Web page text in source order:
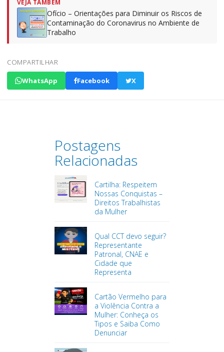
VEJA TAMBÉM
Ofício – Orientações para Diminuir os Riscos de
Contaminação do Coronavirus no Ambiente de
Trabalho
COMPARTILHAR
WhatsApp Facebook X
Postagens
Relacionadas
Cartilha: Respeitem
Nossas Conquistas –
Direitos Trabalhistas
da Mulher
Qual CCT devo seguir?
Representante
Patronal, CNAE e
Cidade que
Representa
Cartão Vermelho para
a Violência Contra a
Mulher: Conheça os
Tipos e Saiba Como
Denunciar